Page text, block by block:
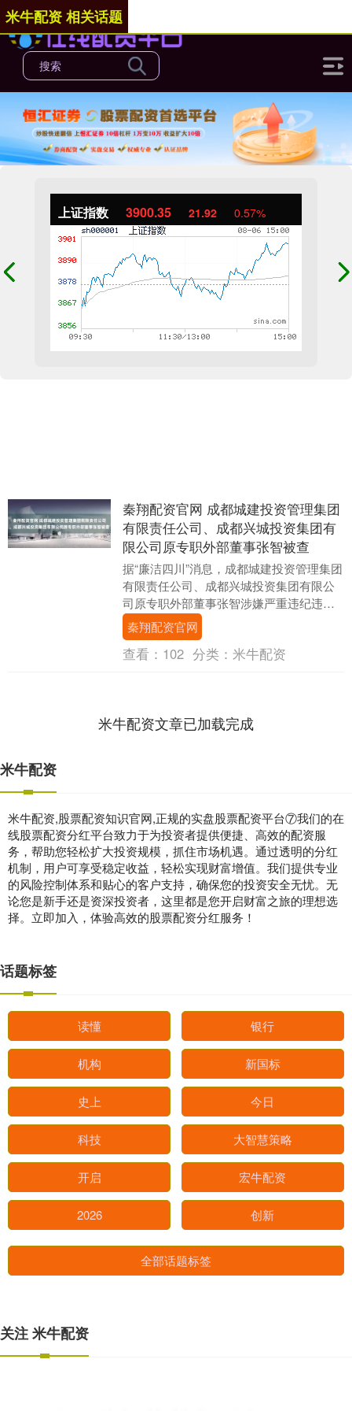
上证指数 3900.35 21.92 0.57%
米牛配资 相关话题
秦翔配资官网 成都城建投资管理集团
有限责任公司、成都兴城投资集团有
限公司原专职外部董事张智被查
据“廉洁四川”消息，成都城建投资管理集团
有限责任公司、成都兴城投资集团有限公
司原专职外部董事张智涉嫌严重违纪违
法，目前正接受成都市纪委监委纪律审查
和监察调查。 ....
秦翔配资官网
查看： 102 分类： 米牛配资
米牛配资文章已加载完成
米牛配资
米牛配资,股票配资知识官网,正规的实盘股票配资平台⑦我们的在
线股票配资分红平台致力于为投资者提供便捷、高效的配资服
务，帮助您轻松扩大投资规模，抓住市场机遇。通过透明的分红
机制，用户可享受稳定收益，轻松实现财富增值。我们提供专业
的风险控制体系和贴心的客户支持，确保您的投资安全无忧。无
论您是新手还是资深投资者，这里都是您开启财富之旅的理想选
择。立即加入，体验高效的股票配资分红服务！
话题标签
读懂 银行
机构 新国标
史上 今日
科技 大智慧策略
开启 宏牛配资
2026 创新
全部话题标签
关注 米牛配资